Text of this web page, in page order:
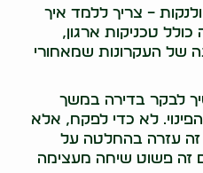
– צריך ללמד איך
טכניקות ארגון,
של העקרונות שמאחורי
לבקר בדירה במשך
לא כדי לפקח, אלא
זה עזרה בהחלטה על
זה פשוט שיחה מעצימה